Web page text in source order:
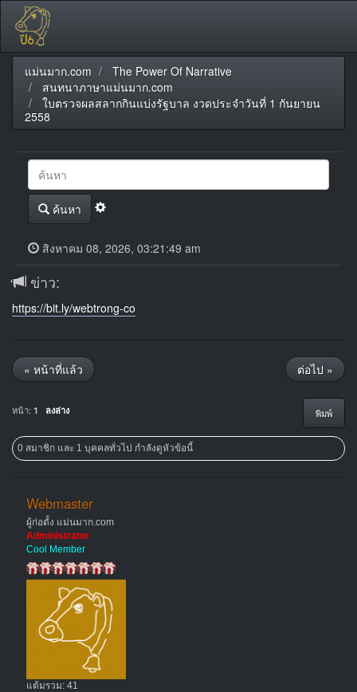
แม่นมาก.com
The Power Of Narrative
สนทนาภาษาแม่นมาก.com
ใบตรวจผลสลากกินแบ่งรัฐบาล งวดประจำวันที่ 1 กันยายน
2558
ค้นหา
สิงหาคม 08, 2026, 03:21:49 am
ข่าว:
https://bit.ly/webtrong-co
« หน้าที่แล้ว ต่อไป »
พิมพ์
หน้า: 1 ลงล่าง
0 สมาชิก และ 1 บุคคลทั่วไป กำลังดูหัวข้อนี้
Webmaster
ผู้ก่อตั้ง แม่นมาก.com
Administrator
Cool Member
แต้มรวม: 41